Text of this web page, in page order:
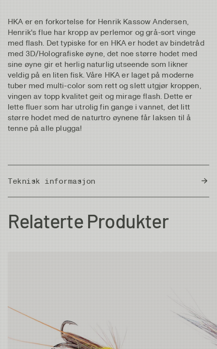
HKA er en forkortelse for Henrik Kassow Andersen,
Henrik's flue har kropp av perlemor og grå-sort vinge
med flash. Det typiske for en HKA er hodet av bindetråd
med 3D/Holografiske øyne, det noe større hodet med
sine øyne gir et herlig naturlig utseende som likner
veldig på en liten fisk. Våre HKA er laget på moderne
tuber med multi-color som rett og slett utgjør kroppen,
vingen av topp kvalitet geit og mirage flash. Dette er
lette fluer som har utrolig fin gange i vannet, det litt
større hodet med de naturtro øynene får laksen til å
tenne på alle plugga!
Teknisk informasjon
Country of Origin Thailand
Relaterte Produkter